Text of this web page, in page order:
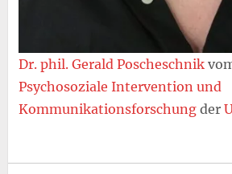
Dr. phil. Gerald Poscheschnik
Psychosoziale Intervention und
Kommunikationsforschungder